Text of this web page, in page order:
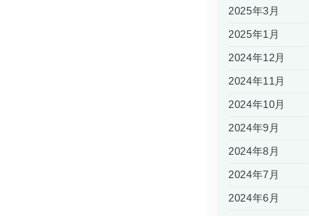
2025年3月
2025年1月
2024年12月
2024年11月
2024年10月
2024年9月
2024年8月
2024年7月
2024年6月